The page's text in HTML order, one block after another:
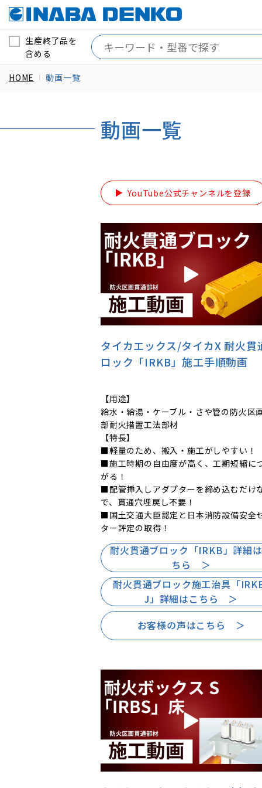
生産終了品を
含める
HOME 動画一覧
動画一覧
YouTube公式チャンネルを登録
タイカエックス/タイカX 耐火貫
ロック「IRKB」施工手順動画
【用途】
給水・給湯・ケーブル・さや管の防火区
部耐火措置工法部材
【特長】
■軽量のため、搬入・施工がしやすい！
■施工時期の自由度が高く、工期短縮に
がる！
■配管挿入しアダプターを締め込むだけ
で、貫通穴埋戻し不要！
■国土交通大臣認定と日本消防設備安全
ター評定の取得！
耐火貫通ブロック「IRKB」詳細
ちら ＞
耐火貫通ブロック施工治具「
J」詳細はこちら ＞
お客様の声はこちら ＞